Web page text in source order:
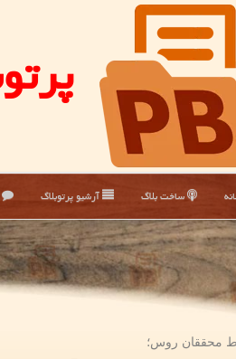
ساخت بلاگ آرشیو پرتوبلاگ
محققان روس؛